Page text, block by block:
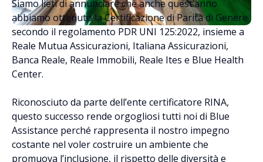
Siamo lieti di annunciare che anche quest’anno
abbiamo ottenuto la Certificazione di Parità di Genere
secondo il regolamento PDR UNI 125:2022, insieme a
Reale Mutua Assicurazioni, Italiana Assicurazioni,
Banca Reale, Reale Immobili, Reale Ites e Blue Health
Center.
Riconosciuto da parte dell’ente certificatore RINA,
questo successo rende orgogliosi tutti noi di Blue
Assistance perché rappresenta il nostro impegno
costante nel voler costruire un ambiente che
promuova l’inclusione, il rispetto delle diversità e